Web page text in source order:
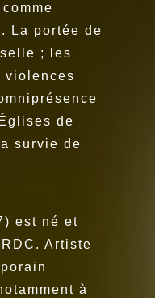
La portée de
; les
violences
de
survie de
est né et
Artiste
à